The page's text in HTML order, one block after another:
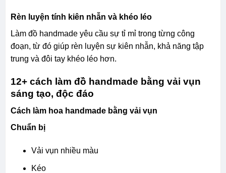
Rèn luyện tính kiên nhẫn và khéo léo
Làm đồ handmade yêu cầu sự tỉ mỉ trong từng công
đoạn, từ đó giúp rèn luyện sự kiên nhẫn, khả năng tập
trung và đôi tay khéo léo hơn.
12+ cách làm đồ handmade bằng vải vụn
sáng tạo, độc đáo
Cách làm hoa handmade bằng vải vụn
Chuẩn bị
Vải vụn nhiều màu
Kéo